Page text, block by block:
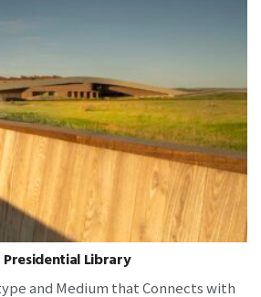
Library
and Medium that Connects with